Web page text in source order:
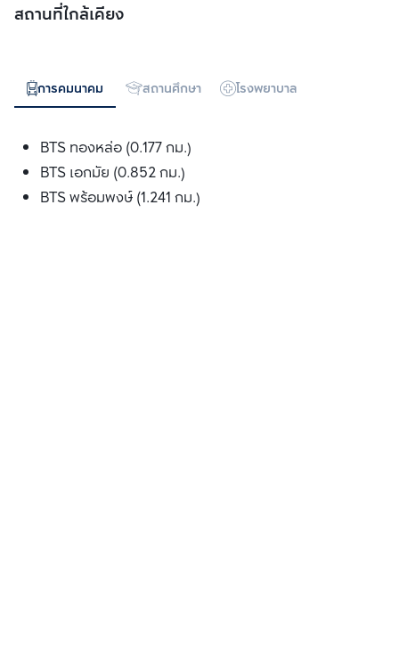
สถานที่ใกล้เคียง
การคมนาคม สถานศึกษา โรงพยาบาล
BTS ทองหล่อ (0.177 กม.)
BTS เอกมัย (0.852 กม.)
BTS พร้อมพงษ์ (1.241 กม.)